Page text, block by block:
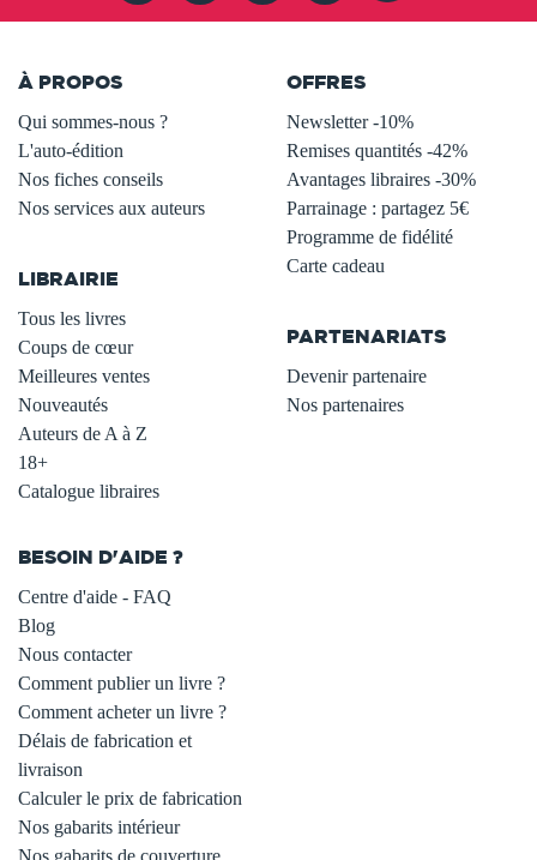
À PROPOS
Qui sommes-nous ?
L'auto-édition
Nos fiches conseils
Nos services aux auteurs
LIBRAIRIE
Tous les livres
Coups de cœur
Meilleures ventes
Nouveautés
Auteurs de A à Z
18+
Catalogue libraires
OFFRES
Newsletter -10%
Remises quantités -42%
Avantages libraires -30%
Parrainage : partagez 5€
Programme de fidélité
Carte cadeau
PARTENARIATS
Devenir partenaire
Nos partenaires
BESOIN D'AIDE ?
Centre d'aide - FAQ
Blog
Nous contacter
Comment publier un livre ?
Comment acheter un livre ?
Délais de fabrication et
livraison
Calculer le prix de fabrication
Nos gabarits intérieur
Nos gabarits de couverture